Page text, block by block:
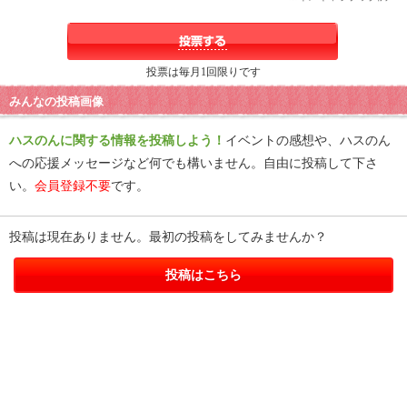
投票は毎月1回限りです
みんなの投稿画像
ハスのんに関する情報を投稿しよう！ イベントの感想や、ハスのん
への応援メッセージなど何でも構いません。自由に投稿して下さ
い。 会員登録不要です。
投稿は現在ありません。最初の投稿をしてみませんか？
投稿はこちら